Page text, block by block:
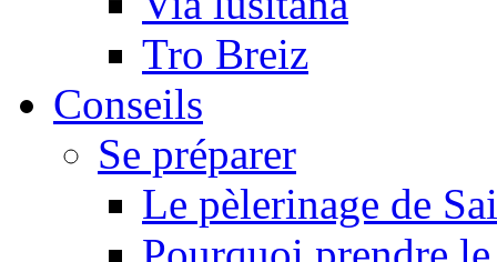
Tro Breiz
Conseils
Se préparer
Le pèlerinage de